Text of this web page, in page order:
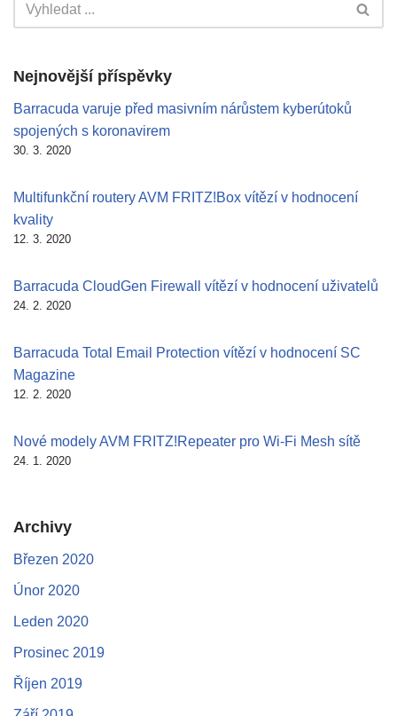
Nejnovější příspěvky
Barracuda varuje před masivním nárůstem kyberútoků
spojených s koronavirem
30. 3. 2020
Multifunkční routery AVM FRITZ!Box vítězí v hodnocení
kvality
12. 3. 2020
Barracuda CloudGen Firewall vítězí v hodnocení uživatelů
24. 2. 2020
Barracuda Total Email Protection vítězí v hodnocení SC
Magazine
12. 2. 2020
Nové modely AVM FRITZ!Repeater pro Wi-Fi Mesh sítě
24. 1. 2020
Archivy
Březen 2020
Únor 2020
Leden 2020
Prosinec 2019
Říjen 2019